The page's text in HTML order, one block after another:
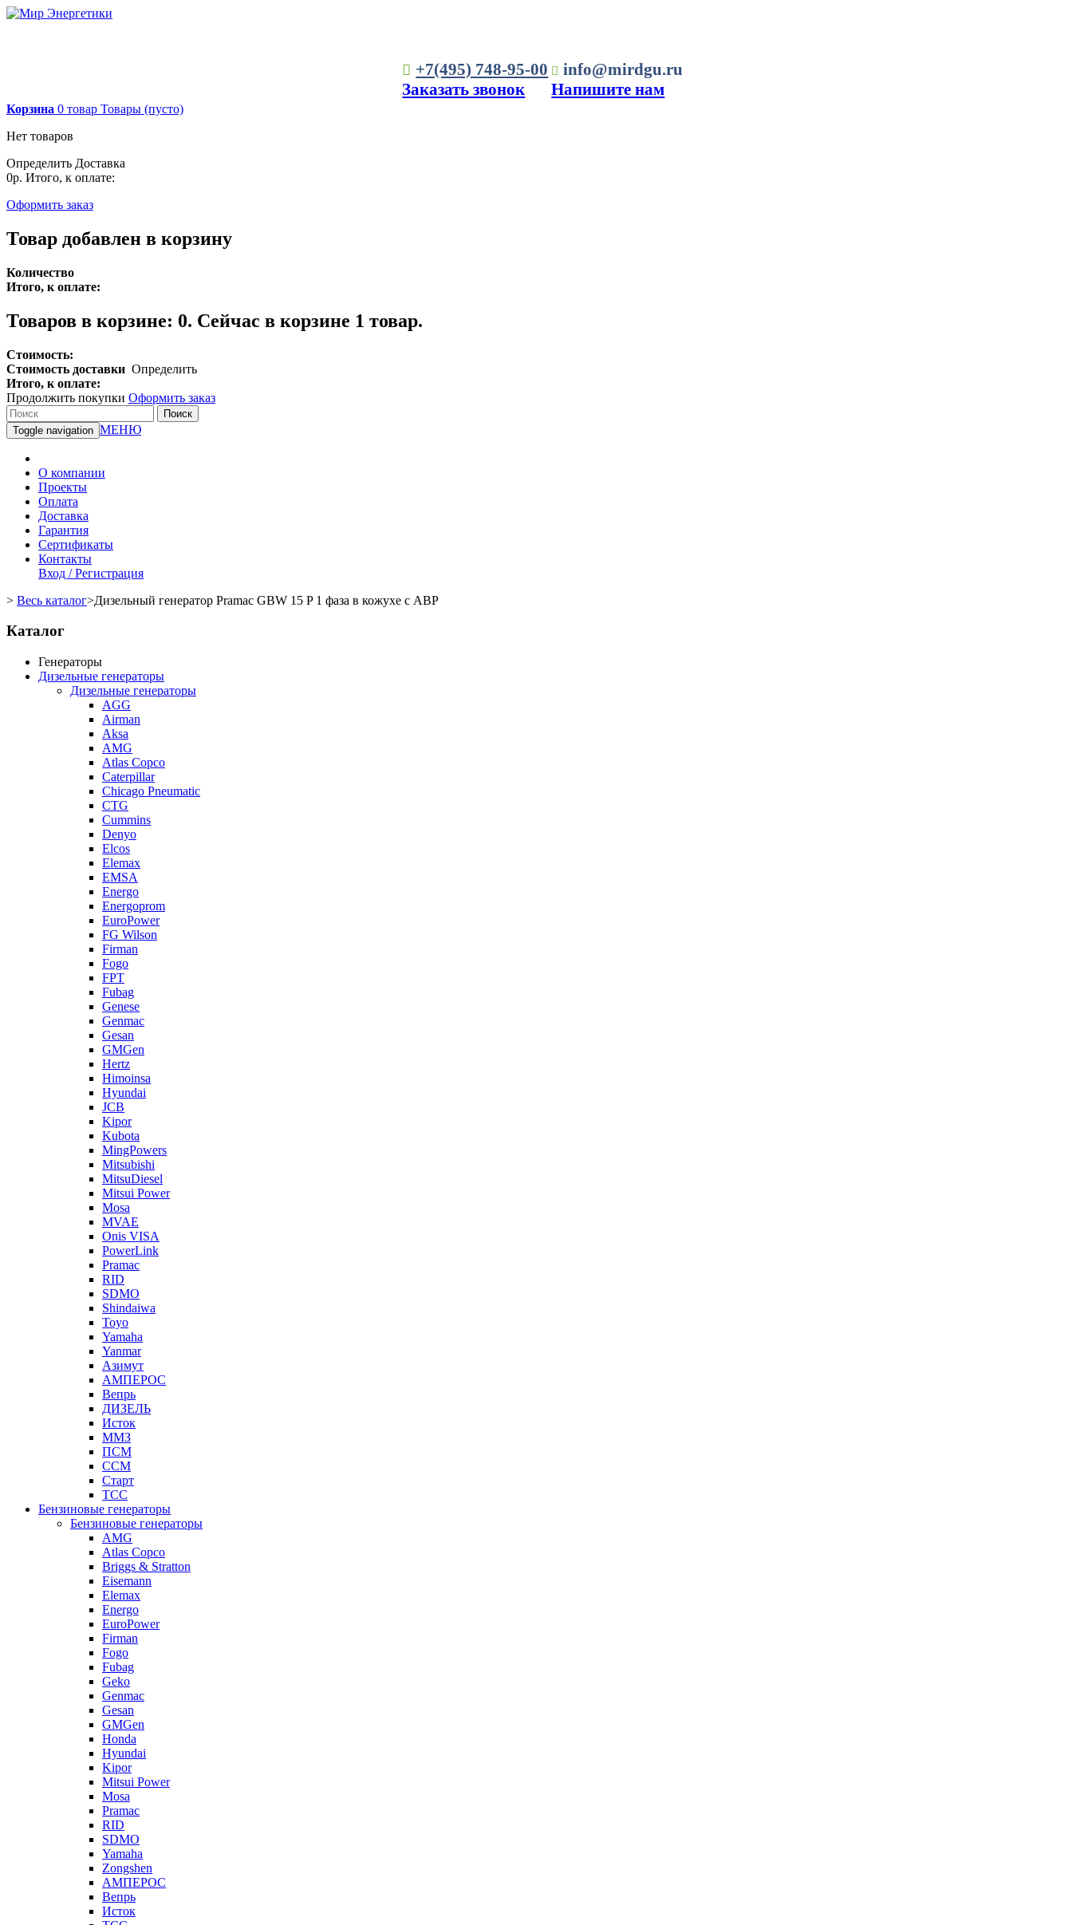
+7(495) 748-95-00 info@mirdgu.ru
Заказать звонок Напишите нам
Корзина 0 товар Товары (пусто)
Нет товаров
Определить Доставка
0р. Итого, к оплате:
Оформить заказ
Товар добавлен в корзину
Количество
Итого, к оплате:
Товаров в корзине: 0. Сейчас в корзине 1 товар.
Стоимость:
Стоимость доставки Определить
Итого, к оплате:
Продолжить покупки Оформить заказ
Поиск
Toggle navigation МЕНЮ
О компании
Проекты
Оплата
Доставка
Гарантия
Сертификаты
Контакты
Вход / Регистрация
> Весь каталог>Дизельный генератор Pramac GBW 15 P 1 фаза в кожухе с АВР
Каталог
Генераторы
Дизельные генераторы
Дизельные генераторы
AGG
Airman
Aksa
AMG
Atlas Copco
Caterpillar
Chicago Pneumatic
CTG
Cummins
Denyo
Elcos
Elemax
EMSA
Energo
Energoprom
EuroPower
FG Wilson
Firman
Fogo
FPT
Fubag
Genese
Genmac
Gesan
GMGen
Hertz
Himoinsa
Hyundai
JCB
Kipor
Kubota
MingPowers
Mitsubishi
MitsuDiesel
Mitsui Power
Mosa
MVAE
Onis VISA
PowerLink
Pramac
RID
SDMO
Shindaiwa
Toyo
Yamaha
Yanmar
Азимут
АМПЕРОС
Вепрь
ДИЗЕЛЬ
Исток
ММЗ
ПСМ
ССМ
Старт
ТСС
Бензиновые генераторы
Бензиновые генераторы
AMG
Atlas Copco
Briggs & Stratton
Eisemann
Elemax
Energo
EuroPower
Firman
Fogo
Fubag
Geko
Genmac
Gesan
GMGen
Honda
Hyundai
Kipor
Mitsui Power
Mosa
Pramac
RID
SDMO
Yamaha
Zongshen
АМПЕРОС
Вепрь
Исток